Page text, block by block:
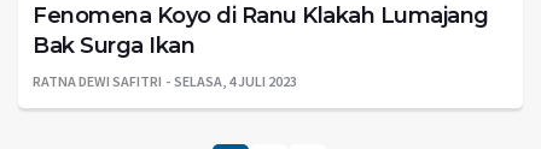
Fenomena Koyo di Ranu Klakah Lumajang
Bak Surga Ikan
RATNA DEWI SAFITRI SELASA, 4 JULI 2023